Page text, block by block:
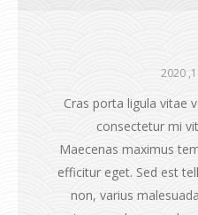
Cras porta ligula vitae
consectetur mi
Maecenas maximus
efficitur eget. Sed est
non, varius